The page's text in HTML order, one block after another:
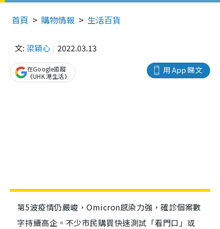
首頁 購物情報 生活百貨
文: 梁穎心 2022.03.13
用 App 睇文
在Google追蹤
《UHK 港生活》
第5波疫情仍嚴峻，Omicron感染力強，確診個案數
字持續高企。不少市民購買快速測試「看門口」或